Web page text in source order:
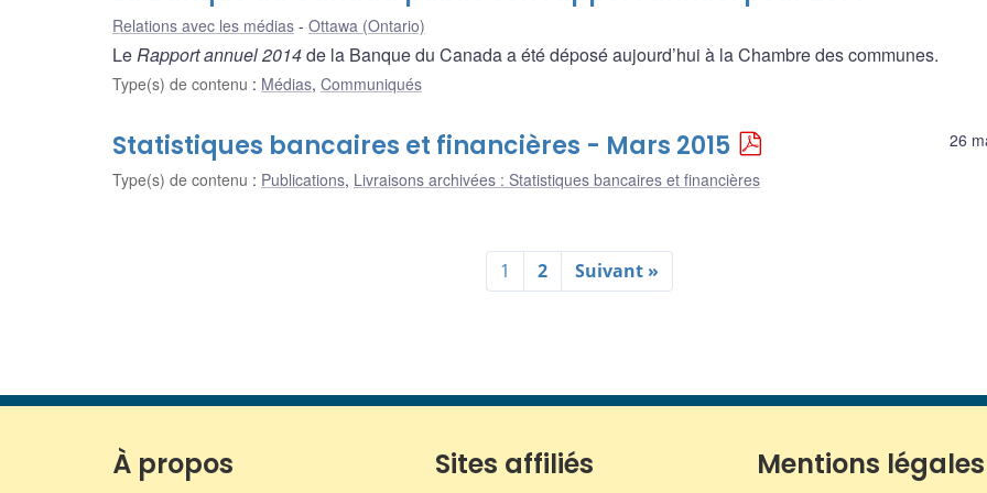
Relations avec les médias Ottawa (Ontario)
LeRapport annuel 2014de la Banque du Canada a été déposé aujourd’hui à la Chambre des communes.
Type(s) de contenu : Médias, Communiqués
26
Statistiques bancaires et financières - Mars 2015
Type(s) de contenu : Publications, Livraisons archivées : Statistiques bancaires et financières
1 2 Suivant »
À propos Sites affiliés Mentions légales